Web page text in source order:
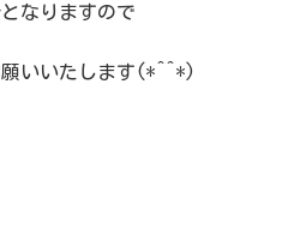
なりますので
願いいたします(*^^*)